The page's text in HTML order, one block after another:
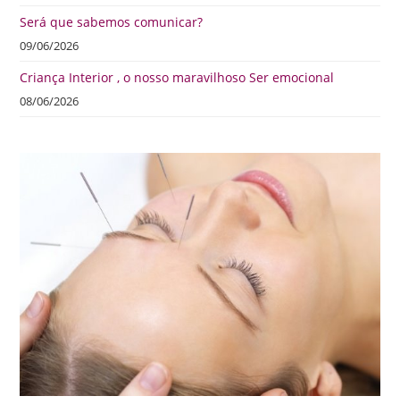
Será que sabemos comunicar?
09/06/2026
Criança Interior , o nosso maravilhoso Ser emocional
08/06/2026